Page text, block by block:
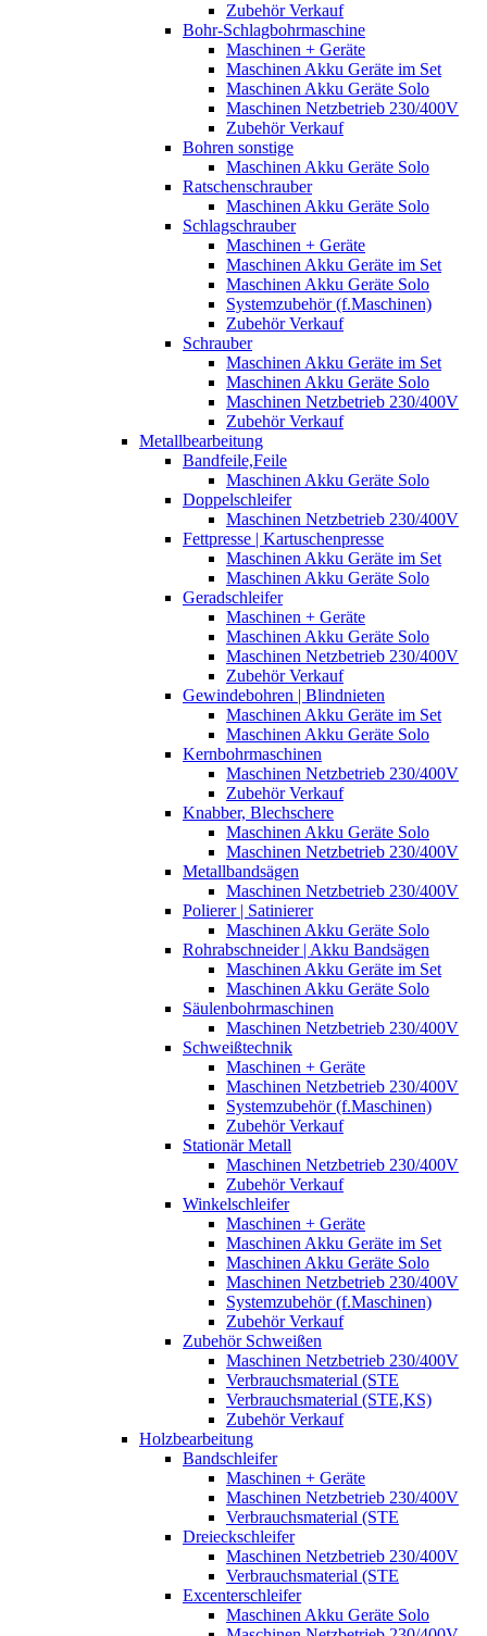
Zubehör Verkauf
Bohr-Schlagbohrmaschine
Maschinen + Geräte
Maschinen Akku Geräte im Set
Maschinen Akku Geräte Solo
Maschinen Netzbetrieb 230/400V
Zubehör Verkauf
Bohren sonstige
Maschinen Akku Geräte Solo
Ratschenschrauber
Maschinen Akku Geräte Solo
Schlagschrauber
Maschinen + Geräte
Maschinen Akku Geräte im Set
Maschinen Akku Geräte Solo
Systemzubehör (f.Maschinen)
Zubehör Verkauf
Schrauber
Maschinen Akku Geräte im Set
Maschinen Akku Geräte Solo
Maschinen Netzbetrieb 230/400V
Zubehör Verkauf
Metallbearbeitung
Bandfeile,Feile
Maschinen Akku Geräte Solo
Doppelschleifer
Maschinen Netzbetrieb 230/400V
Fettpresse | Kartuschenpresse
Maschinen Akku Geräte im Set
Maschinen Akku Geräte Solo
Geradschleifer
Maschinen + Geräte
Maschinen Akku Geräte Solo
Maschinen Netzbetrieb 230/400V
Zubehör Verkauf
Gewindebohren | Blindnieten
Maschinen Akku Geräte im Set
Maschinen Akku Geräte Solo
Kernbohrmaschinen
Maschinen Netzbetrieb 230/400V
Zubehör Verkauf
Knabber, Blechschere
Maschinen Akku Geräte Solo
Maschinen Netzbetrieb 230/400V
Metallbandsägen
Maschinen Netzbetrieb 230/400V
Polierer | Satinierer
Maschinen Akku Geräte Solo
Rohrabschneider | Akku Bandsägen
Maschinen Akku Geräte im Set
Maschinen Akku Geräte Solo
Säulenbohrmaschinen
Maschinen Netzbetrieb 230/400V
Schweißtechnik
Maschinen + Geräte
Maschinen Netzbetrieb 230/400V
Systemzubehör (f.Maschinen)
Zubehör Verkauf
Stationär Metall
Maschinen Netzbetrieb 230/400V
Zubehör Verkauf
Winkelschleifer
Maschinen + Geräte
Maschinen Akku Geräte im Set
Maschinen Akku Geräte Solo
Maschinen Netzbetrieb 230/400V
Systemzubehör (f.Maschinen)
Zubehör Verkauf
Zubehör Schweißen
Maschinen Netzbetrieb 230/400V
Verbrauchsmaterial (STE
Verbrauchsmaterial (STE,KS)
Zubehör Verkauf
Holzbearbeitung
Bandschleifer
Maschinen + Geräte
Maschinen Netzbetrieb 230/400V
Verbrauchsmaterial (STE
Dreieckschleifer
Maschinen Netzbetrieb 230/400V
Verbrauchsmaterial (STE
Excenterschleifer
Maschinen Akku Geräte Solo